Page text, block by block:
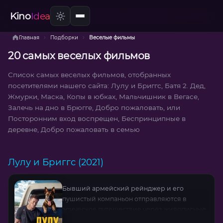
KinoIdea
Главная › Подборки › Веселые фильмы
20 самых веселых фильмов
Список самых веселых фильмов, отобранных
посетителями нашего сайта: Лулу и Бриггс, Батя 2. Дед,
Жмурки, Маска, Копы в юбках, Мальчишник в Вегасе,
Залечь на дно в Брюгге, Добро пожаловать, или
Посторонним вход воспрещен, Беспринципные в
деревне, Добро пожаловать в семью
Лулу и Бриггс (2021)
Бывший армейский рейнджер и его
пушистый компаньон отправляются в